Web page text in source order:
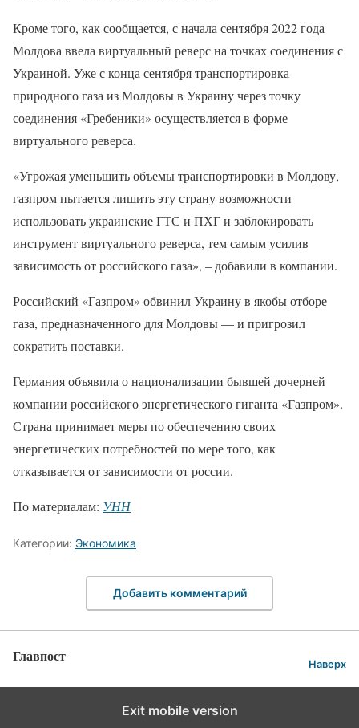
Кроме того, как сообщается, с начала сентября 2022 года
Молдова ввела виртуальный реверс на точках соединения с
Украиной. Уже с конца сентября транспортировка
природного газа из Молдовы в Украину через точку
соединения «Гребеники» осуществляется в форме
виртуального реверса.
«Угрожая уменьшить объемы транспортировки в Молдову,
газпром пытается лишить эту страну возможности
использовать украинские ГТС и ПХГ и заблокировать
инструмент виртуального реверса, тем самым усилив
зависимость от российского газа», – добавили в компании.
Российский «Газпром» обвинил Украину в якобы отборе
газа, предназначенного для Молдовы — и пригрозил
сократить поставки.
Германия объявила о национализации бывшей дочерней
компании российского энергетического гиганта «Газпром».
Страна принимает меры по обеспечению своих
энергетических потребностей по мере того, как
отказывается от зависимости от россии.
По материалам: УНН
Категории: Экономика
Добавить комментарий
Главпост Наверх
Exit mobile version